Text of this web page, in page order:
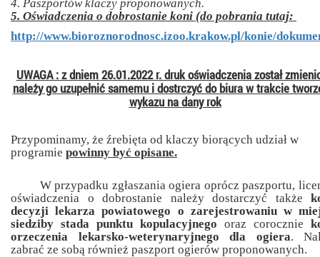
4. Paszportów klaczy proponowanych.
5. Oświadczenia o dobrostanie koni (do pobrania tutaj:
http://www.bioroznorodnosc.izoo.krakow.pl/konie/
UWAGA : z dniem 26.01.2022 r. druk oświadczenia został
należy go uzupełnić samemu i dostrczyć do biura w trakcie
wykazu na dany rok
Przypominamy, że źrebięta od klaczy biorących udział w
programie powinny być opisane.
W przypadku zgłaszania ogiera oprócz paszportu,
oświadczenia o dobrostanie należy dostarczyć także
decyzji lekarza powiatowego o zarejestrowaniu w
siedziby stada punktu kopulacyjnego oraz corocznie
orzeczenia lekarsko-weterynaryjnego dla ogiera.
zabrać ze sobą również paszport ogierów proponowanych.